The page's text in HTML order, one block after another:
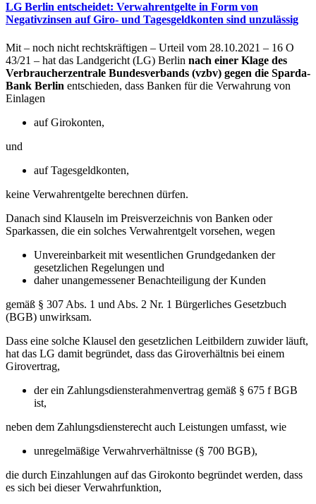
LG Berlin entscheidet: Verwahrentgelte in Form von
Negativzinsen auf Giro- und Tagesgeldkonten sind unzulässig
Mit – noch nicht rechtskräftigen – Urteil vom 28.10.2021 – 16 O
43/21 – hat das Landgericht (LG) Berlin nach einer Klage des
Verbraucherzentrale Bundesverbands (vzbv) gegen die Sparda-
Bank Berlin entschieden, dass Banken für die Verwahrung von
Einlagen
auf Girokonten,
und
auf Tagesgeldkonten,
keine Verwahrentgelte berechnen dürfen.
Danach sind Klauseln im Preisverzeichnis von Banken oder
Sparkassen, die ein solches Verwahrentgelt vorsehen, wegen
Unvereinbarkeit mit wesentlichen Grundgedanken der
gesetzlichen Regelungen und
daher unangemessener Benachteiligung der Kunden
gemäß § 307 Abs. 1 und Abs. 2 Nr. 1 Bürgerliches Gesetzbuch
(BGB) unwirksam.
Dass eine solche Klausel den gesetzlichen Leitbildern zuwider läuft,
hat das LG damit begründet, dass das Giroverhältnis bei einem
Girovertrag,
der ein Zahlungsdiensterahmenvertrag gemäß § 675 f BGB
ist,
neben dem Zahlungsdiensterecht auch Leistungen umfasst, wie
unregelmäßige Verwahrverhältnisse (§ 700 BGB),
die durch Einzahlungen auf das Girokonto begründet werden, dass
es sich bei dieser Verwahrfunktion,